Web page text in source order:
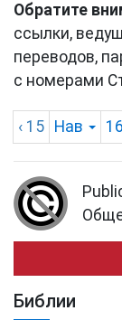
Обратите
ссылки,
переводов,
с номерами
‹ 15 Нав 16
Библии